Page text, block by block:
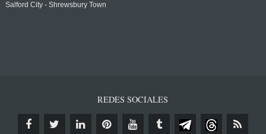
Salford City - Shrewsbury Town
REDES SOCIALES